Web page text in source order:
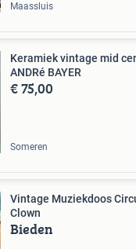
Maassluis
Keramiek vintage mid
ANDRé BAYER
€ 75,00
Someren
Vintage Muziekdoos
Clown
Bieden